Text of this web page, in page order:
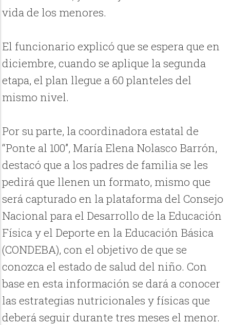
vida de los menores.
El funcionario explicó que se espera que en
diciembre, cuando se aplique la segunda
etapa, el plan llegue a 60 planteles del
mismo nivel.
Por su parte, la coordinadora estatal de
“Ponte al 100”, María Elena Nolasco Barrón,
destacó que a los padres de familia se les
pedirá que llenen un formato, mismo que
será capturado en la plataforma del Consejo
Nacional para el Desarrollo de la Educación
Física y el Deporte en la Educación Básica
(CONDEBA), con el objetivo de que se
conozca el estado de salud del niño. Con
base en esta información se dará a conocer
las estrategias nutricionales y físicas que
deberá seguir durante tres meses el menor.